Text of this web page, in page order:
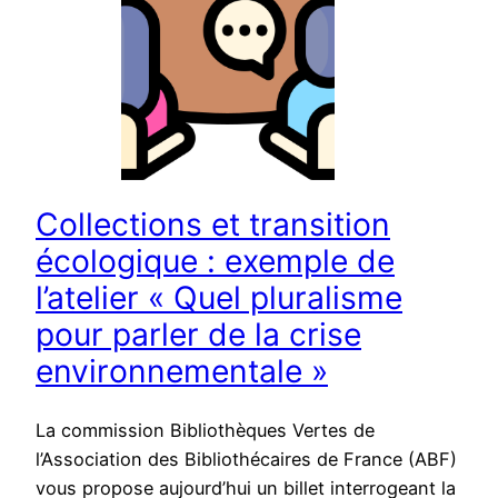
Collections et transition
écologique : exemple de
l’atelier « Quel pluralisme
pour parler de la crise
environnementale »
La commission Bibliothèques Vertes de
l’Association des Bibliothécaires de France (ABF)
vous propose aujourd’hui un billet interrogeant la